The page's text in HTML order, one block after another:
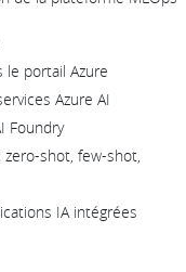
le portail Azure
Azure AI
Foundry
shot, few-shot,
IA intégrées